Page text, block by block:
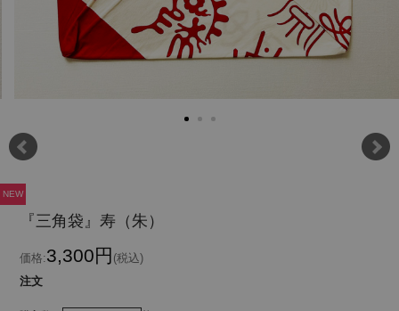
NEW
『三角袋』寿（朱）
価格:3,300円 (税込)
注文